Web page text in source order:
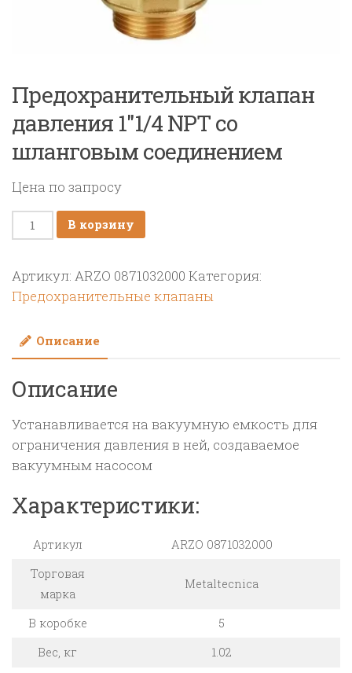
Предохранительный клапан
давления 1″1/4 NPT со
шланговым соединением
Цена по запросу
Количество
товара
клапан
давления
NPT
со
шланговым
В корзину
Артикул: ARZO 0871032000 Категория:
Предохранительные клапаны
Описание
Описание
Устанавливается на вакуумную емкость для
ограничения давления в ней, создаваемое
вакуумным насосом
Характеристики:
Артикул
ARZO 0871032000
Торговая
марка
Metaltecnica
В коробке
5
Вес, кг
1.02